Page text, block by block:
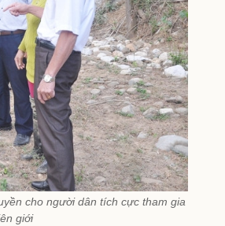
cho người dân tích cực tham gia
giới